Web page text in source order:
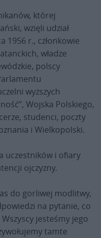
której
wzięli udział
1956 r., członkowie
władze
polscy
wyższych
Wojska Polskiego,
studenci, poczty
i Wielkopolski.
uczestników i ofiary
ojczyzny.
do gorliwej modlitwy,
na pytanie, co
jesteśmy jego
tamte